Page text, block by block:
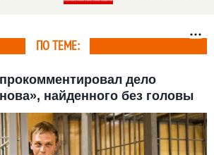
ПО ТЕМЕ:
дело
найденного без головы